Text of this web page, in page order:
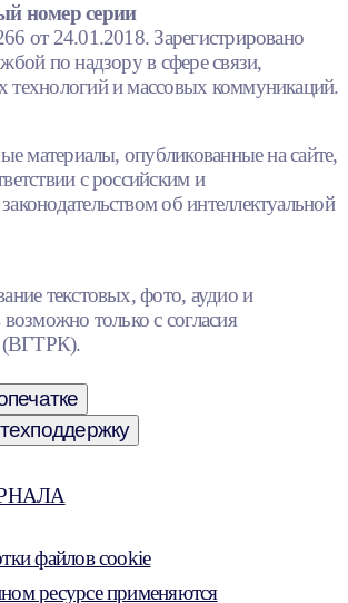
номер серии
от 24.01.2018. Зарегистрировано
по надзору в сфере связи,
и массовых коммуникаций.
материалы, опубликованные на сайте,
с российским и
об интеллектуальной
текстовых, фото, аудио и
только с согласия
(ВГТРК).
файлов cookie
ресурсе применяются